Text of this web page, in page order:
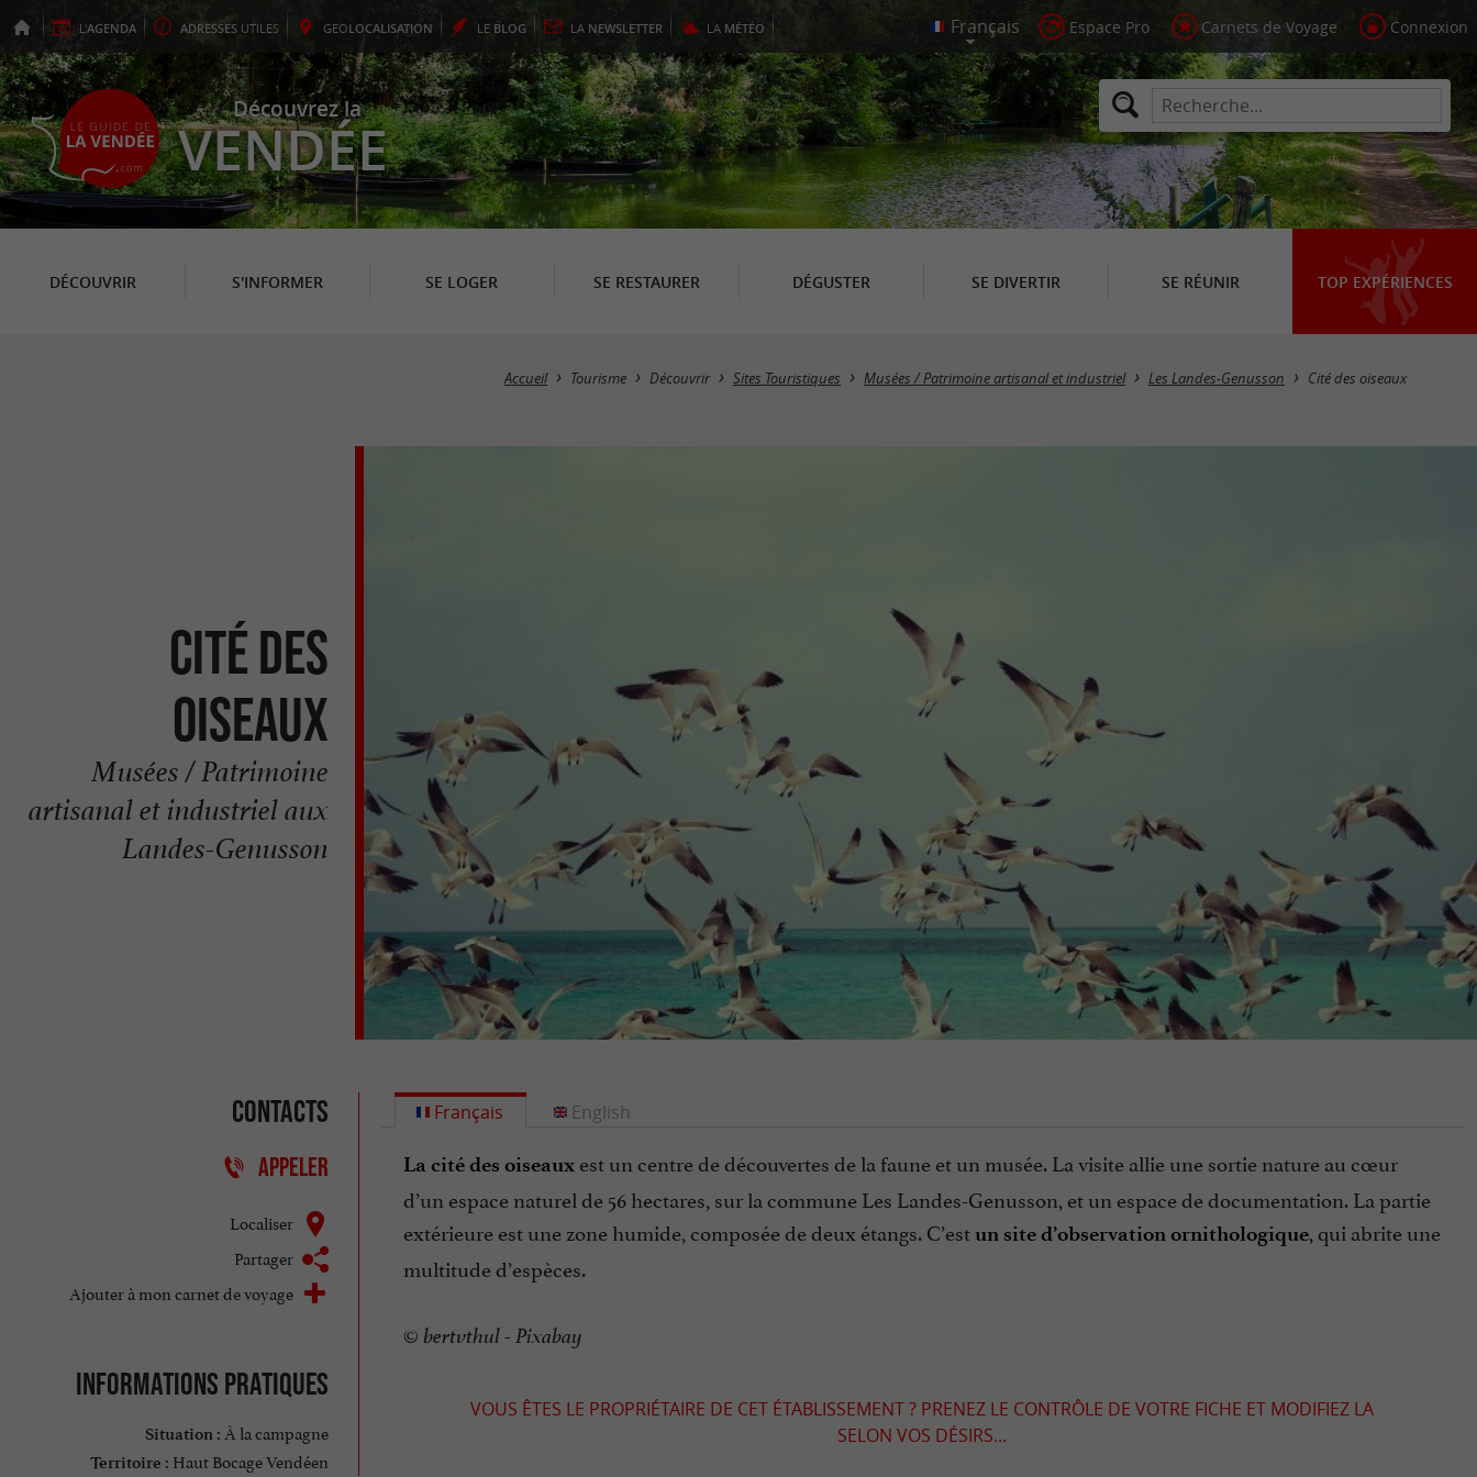
L'AGENDA ADRESSES UTILES GEOLOCALISATION LE BLOG LA NEWSLETTER LA MÉTÉO Espace Pro Carnets de Voyage Connexion
Découvrez la
VENDÉE
DÉCOUVRIR S'INFORMER SE LOGER SE RESTAURER DÉGUSTER SE DIVERTIR SE RÉUNIR TOP EXPÉRIENCES
Accueil Tourisme Découvrir Sites Touristiques Musées / Patrimoine artisanal et industriel Les Landes-Genusson Cité des oiseaux
Cité des
oiseaux
Musées / Patrimoine
artisanal et industriel aux
Landes-Genusson
Contacts
APPELER
Localiser
Partager
Ajouter à mon carnet de voyage
Informations pratiques
Situation : À la campagne
Territoire : Haut Bocage Vendéen
Français
La cité des oiseauxest un centre de découvertes de la faune et un musée. La visite allie une sortie nature au cœur
d’un espace naturel de 56 hectares, sur la commune Les Landes-Genusson, et un espace de documentation. La partie
extérieure est une zone humide, composée de deux étangs. C’estun site d’observation ornithologique, qui abrite une
multitude d’espèces.
© bertvthul - Pixabay
VOUS ÊTES LE PROPRIÉTAIRE DE CET ÉTABLISSEMENT ? PRENEZ LE CONTRÔLE DE VOTRE FICHE ET MODIFIEZ LA
SELON VOS DÉSIRS...
English